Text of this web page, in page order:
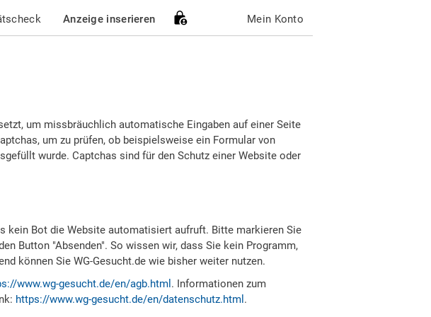
Anzeige inserieren Mein Konto
um missbräuchlich automatische Eingaben auf einer Seite
um zu prüfen, ob beispielsweise ein Formular von
wurde. Captchas sind für den Schutz einer Website oder
kein Bot die Website automatisiert aufruft. Bitte markieren Sie
Button "Absenden". So wissen wir, dass Sie kein Programm,
können Sie WG-Gesucht.de wie bisher weiter nutzen.
www.wg-gesucht.de/en/agb.html . Informationen zum
https://www.wg-gesucht.de/en/datenschutz.html .